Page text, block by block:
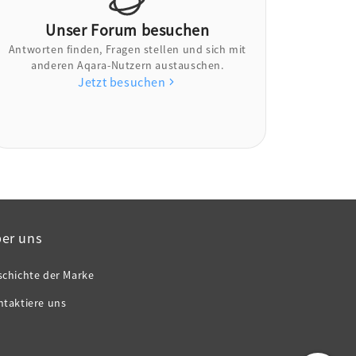
Unser Forum besuchen
Antworten finden, Fragen stellen und sich mit
anderen Aqara-Nutzern austauschen.
Jetzt besuchen
uns
der Marke
uns